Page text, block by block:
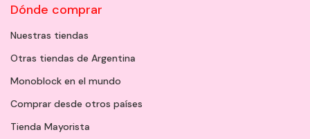
Dónde comprar
Nuestras tiendas
Otras tiendas de Argentina
Monoblock en el mundo
Comprar desde otros países
Tienda Mayorista